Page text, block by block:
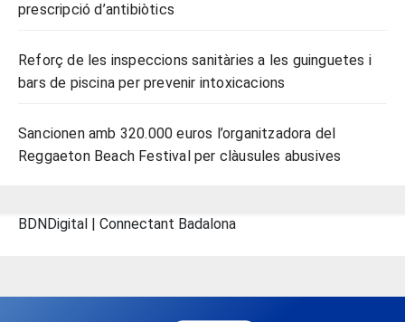
prescripció d’antibiòtics
Reforç de les inspeccions sanitàries a les guinguetes i
bars de piscina per prevenir intoxicacions
Sancionen amb 320.000 euros l’organitzadora del
Reggaeton Beach Festival per clàusules abusives
BDNDigital | Connectant Badalona